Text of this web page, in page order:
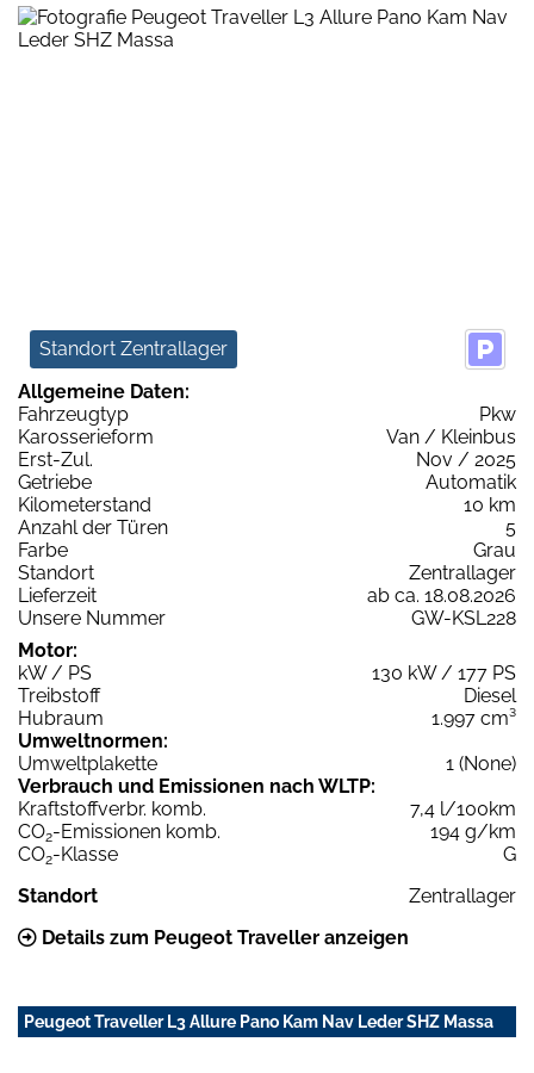
Standort Zentrallager
Allgemeine Daten:
Fahrzeugtyp
Pkw
Karosserieform
Van / Kleinbus
Erst-Zul.
Nov / 2025
Getriebe
Automatik
Kilometerstand
10 km
Anzahl der Türen
5
Farbe
Grau
Standort
Zentrallager
Lieferzeit
ab ca. 18.08.2026
Unsere Nummer
GW-KSL228
Motor:
kW / PS
130 kW / 177 PS
Treibstoff
Diesel
Hubraum
1.997 cm³
Umweltnormen:
Umweltplakette
1 (None)
Verbrauch und Emissionen nach WLTP:
Kraftstoffverbr. komb.
7,4 l/100km
CO2-Emissionen komb.
194 g/km
CO2-Klasse
G
Standort
Zentrallager
Details zum Peugeot Traveller anzeigen
Peugeot Traveller L3 Allure Pano Kam Nav Leder SHZ Massa